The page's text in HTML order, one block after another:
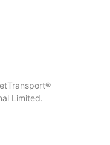
Limited.